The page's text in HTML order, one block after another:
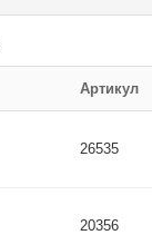
Артикул
26535
20356